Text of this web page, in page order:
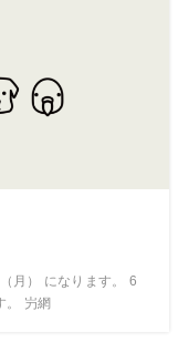
月） になります。 6
。 屶網